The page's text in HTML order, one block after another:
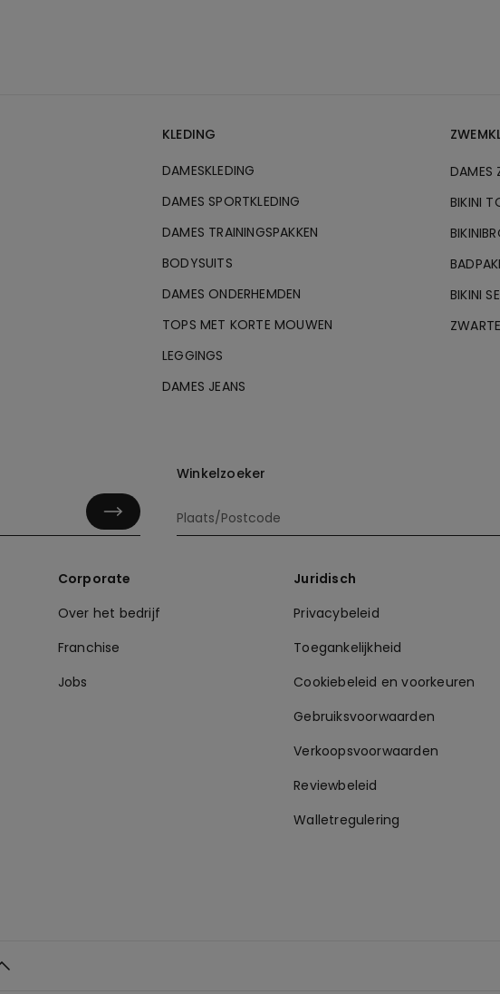
KLEDING
DAMESKLEDING
DAMES SPORTKLEDING
DAMES TRAININGSPAKKEN
BODYSUITS
DAMES ONDERHEMDEN
TOPS MET KORTE MOUWEN
LEGGINGS
DAMES JEANS
DAMES
BIKINI
BIKINI
Winkelzoeker
Corporate
Over het bedrijf
Franchise
Jobs
Juridisch
Privacybeleid
Toegankelijkheid
Cookiebeleid en voorkeuren
Gebruiksvoorwaarden
Verkoopsvoorwaarden
Reviewbeleid
Walletregulering